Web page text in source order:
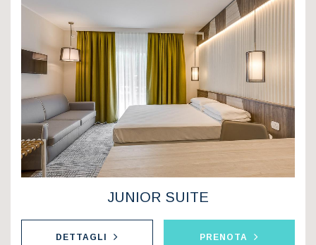
JUNIOR SUITE
DETTAGLI PRENOTA